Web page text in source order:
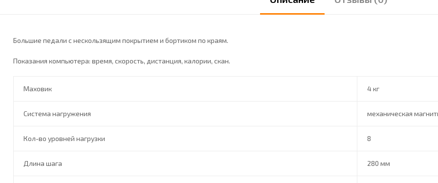
Большие педали с нескользящим покрытием и бортиком по краям.
Показания компьютера: время, скорость, дистанция, калории, скан.
Маховик 4 кг
Система нагружения механическая
Кол-во уровней нагрузки 8
Длина шага 280 мм